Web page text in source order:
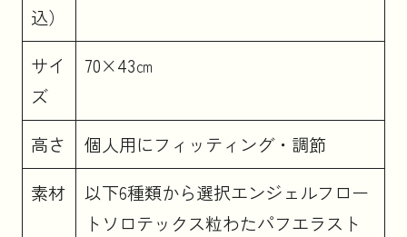
込）
サイ
ズ
70×43㎝
高さ
個人用にフィッティング・調節
素材
以下6種類から選択エンジェルフロー
トソロテックス粒わたパフエラスト